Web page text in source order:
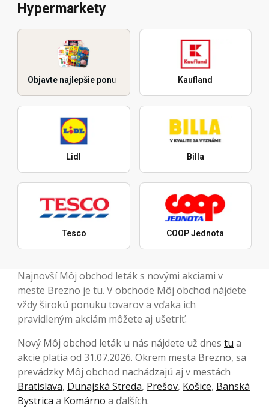
Hypermarkety
Objavte najlepšie ponuky Kaufland
Lidl Billa
Tesco COOP Jednota
Najnovší Môj obchod leták s novými akciami v
meste Brezno je tu. V obchode Môj obchod nájdete
vždy širokú ponuku tovarov a vďaka ich
pravidleným akciám môžete aj ušetriť.
Nový Môj obchod leták u nás nájdete už dnes tu a
akcie platia od 31.07.2026. Okrem mesta Brezno, sa
prevádzky Môj obchod nachádzajú aj v mestách
Bratislava, Dunajská Streda, Prešov, Košice, Banská
Bystrica a Komárno a ďalších.